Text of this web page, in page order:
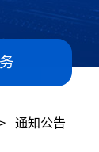
通知公告